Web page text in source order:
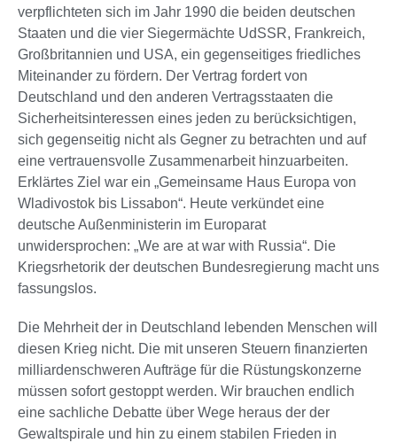
verpflichteten sich im Jahr 1990 die beiden deutschen
Staaten und die vier Siegermächte UdSSR, Frankreich,
Großbritannien und USA, ein gegenseitiges friedliches
Miteinander zu fördern. Der Vertrag fordert von
Deutschland und den anderen Vertragsstaaten die
Sicherheitsinteressen eines jeden zu berücksichtigen,
sich gegenseitig nicht als Gegner zu betrachten und auf
eine vertrauensvolle Zusammenarbeit hinzuarbeiten.
Erklärtes Ziel war ein „Gemeinsame Haus Europa von
Wladivostok bis Lissabon“. Heute verkündet eine
deutsche Außenministerin im Europarat
unwidersprochen: „We are at war with Russia“. Die
Kriegsrhetorik der deutschen Bundesregierung macht uns
fassungslos.
Die Mehrheit der in Deutschland lebenden Menschen will
diesen Krieg nicht. Die mit unseren Steuern finanzierten
milliardenschweren Aufträge für die Rüstungskonzerne
müssen sofort gestoppt werden. Wir brauchen endlich
eine sachliche Debatte über Wege heraus der der
Gewaltspirale und hin zu einem stabilen Frieden in